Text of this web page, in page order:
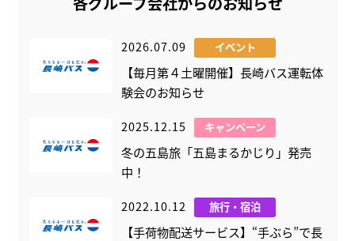
2026.07.09 イベント
【毎月第４土曜開催】長崎バス運転体
験会のお知らせ
2025.12.15 キャンペーン
冬の五島旅「五島まるかじり」発売
中！
2022.10.12 旅行・宿泊
【手荷物配送サービス】“手ぶら”で長